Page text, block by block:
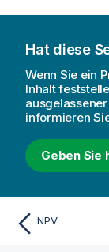
Hat diese
Wenn Sie ein
Inhalt
informieren
Geben Sie
NPV